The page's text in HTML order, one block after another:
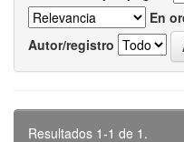
En
Autor/registro
Resultados 1-1 de 1.